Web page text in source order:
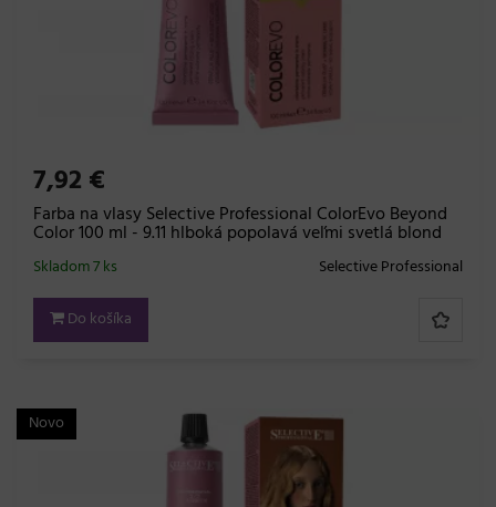
7,92 €
Farba na vlasy Selective Professional ColorEvo Beyond
Color 100 ml - 9.11 hlboká popolavá veľmi svetlá blond
Selective Professional
Skladom 7 ks
Do košíka
Novo